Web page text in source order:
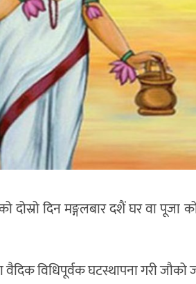
दोस्रो दिन मङ्गलबार दशैं घर वा पूजा
विधिपूर्वक घटस्थापना गरी जौको